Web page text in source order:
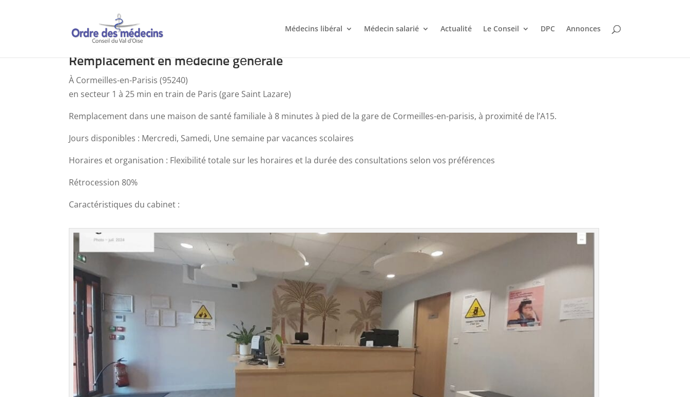
Médecins libéral Médecin salarié Actualité Le Conseil DPC Annonces
Remplacement en médecine générale
À Cormeilles-en-Parisis (95240)
en secteur 1 à 25 min en train de Paris (gare Saint Lazare)
Remplacement dans une maison de santé familiale à 8 minutes à pied de la gare de Cormeilles-en-parisis, à proximité de l’A15.
Jours disponibles : Mercredi, Samedi, Une semaine par vacances scolaires
Horaires et organisation : Flexibilité totale sur les horaires et la durée des consultations selon vos préférences
Rétrocession 80%
Caractéristiques du cabinet :